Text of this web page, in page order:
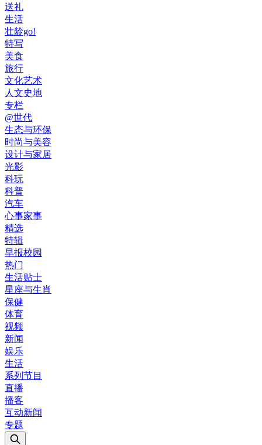
送礼
生活
壮龄go!
特写
美食
旅行
文化艺术
人文史地
专栏
@世代
生态与环保
时尚与美容
设计与家居
光影
科玩
科普
汽车
心事家事
精选
特辑
早报校园
热门
生活贴士
星座与生肖
保健
体育
视频
新闻
娱乐
生活
系列节目
直播
播客
互动新闻
专题